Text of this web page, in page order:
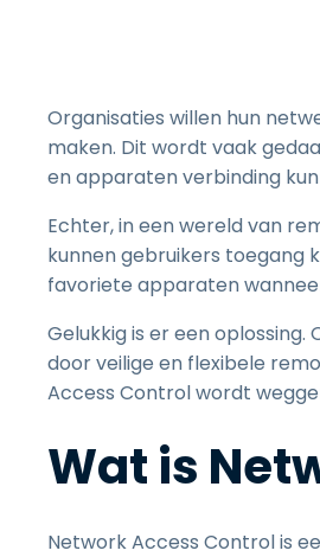
Organisaties willen hun
maken. Dit wordt vaak
en apparaten verbinding
Echter, in een wereld van
kunnen gebruikers toegang
favoriete apparaten
Gelukkig is er een
door veilige en flexibele
Access Control wordt
Wat is
Network Access Control is